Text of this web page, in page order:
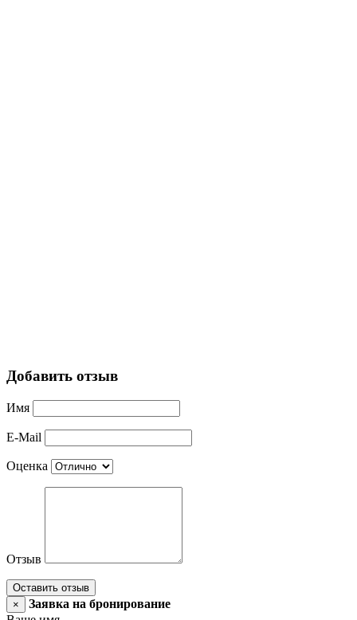
Добавить отзыв
Имя
E-Mail
Оценка
Отзыв
Оставить отзыв
×
Заявка на бронирование